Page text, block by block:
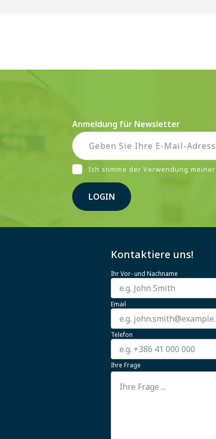
Anmeldung für Newsletter
Ich stimme der Verwendung
LOGIN
Kontaktiere uns!
Ihr Vor- und Nachname
Email
Telefon
Ihre Frage